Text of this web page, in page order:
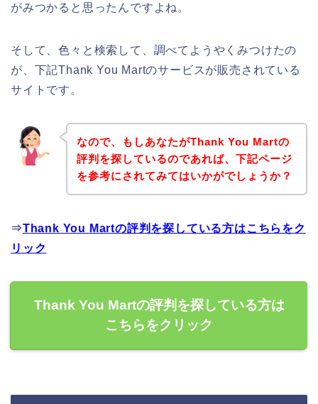
がみつかると思ったんですよね。
そして、色々と検索して、調べてようやくみつけたの
が、下記Thank You Martのサービスが販売されている
サイトです。
なので、もしあなたがThank You Martの
評判を探しているのであれば、下記ページ
を参考にされてみてはいかがでしょうか？
⇒Thank You Martの評判を探している方はこちらをク
リック
Thank You Martの評判を探している方は
こちらをクリック